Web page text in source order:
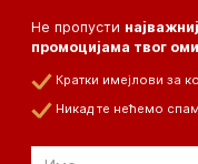
Не пропусти
промоцијама твог
Кратки имејлови за
Никад те нећемо
Email